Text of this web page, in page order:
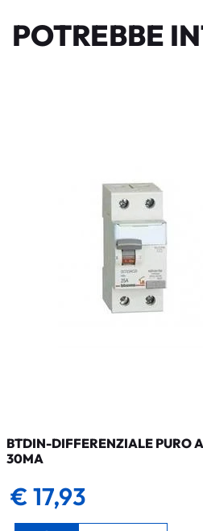
POTREBBE
BTDIN-DIFFERENZIALE PURO
30MA
€ 17,93